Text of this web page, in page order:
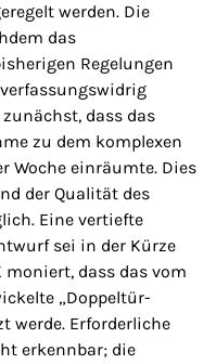
werden. Die
das
Regelungen
dass das
zu dem komplexen
Woche einräumte. Dies
der Qualität des
Eine vertiefte
sei in der Kürze
moniert, dass das vom
„Doppeltür-
werde. Erforderliche
erkennbar; die